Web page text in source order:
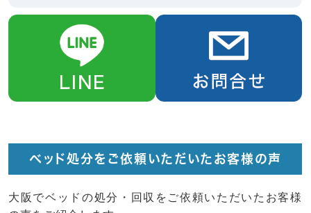
ベッド処分をご依頼いただいたお客様の声
大阪でベッドの処分・回収をご依頼いただいたお客様